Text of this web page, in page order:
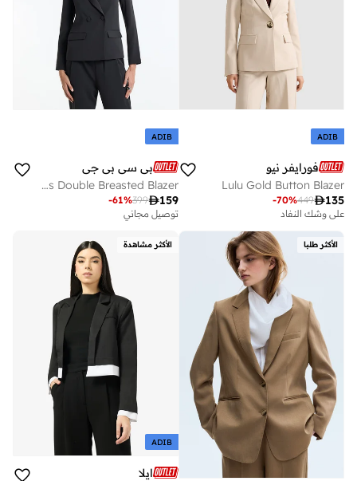
ADIB
فورايفر نيو
Lulu Gold Button Blazer
135
449
-70%
على وشك النفاد
ADIB
بي سي بي جي
BCBG Long Sleeves Double Breasted Blazer
159
399
-61%
توصيل مجاني
الأكثر طلبا الأكثر مشاهدة
ADIB
ايلا